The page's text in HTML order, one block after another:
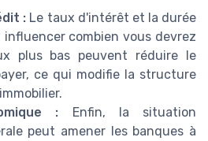
: Le taux d'intérêt et la durée
combien vous devrez
plus bas peuvent réduire le
ce qui modifie la structure
: Enfin, la situation
peut amener les banques à